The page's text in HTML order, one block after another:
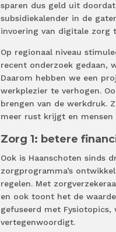
sparen dus geld uit
subsidiekalender in de
invoering van digitale zorg
Op regionaal niveau
recent onderzoek gedaan,
Daarom hebben we een
werkplezier te verhogen.
brengen van de werkdruk.
meer rust krijgt en
Zorg 1: betere
Ook is Haanschoten sinds
zorgprogramma’s
regelen. Met
en ook toont het de
gefuseerd met
vertegenwoordigt.